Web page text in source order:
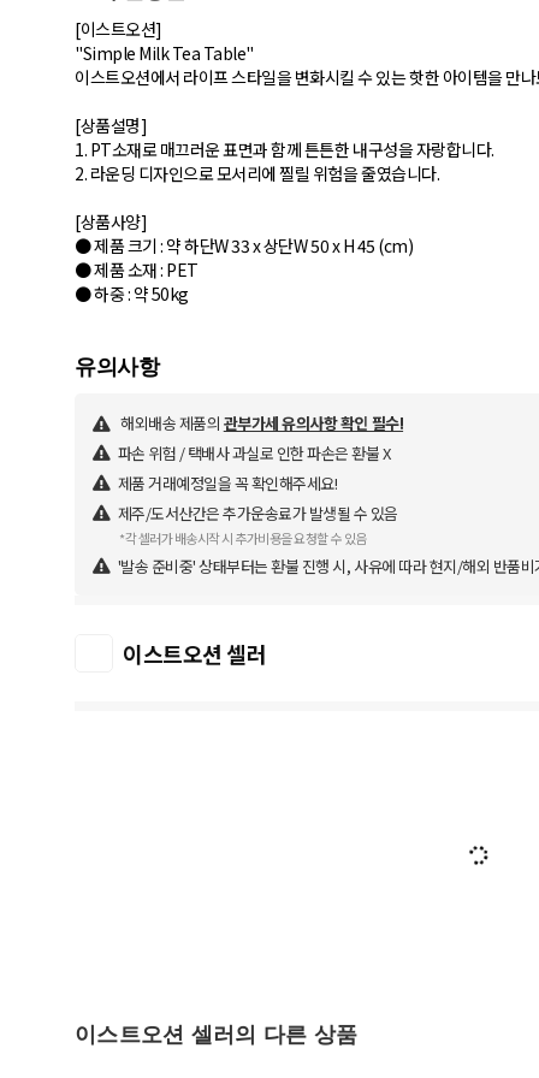
[이스트오션]
"Simple Milk Tea Table"
이스트오션에서 라이프 스타일을 변화시킬 수 있는 핫한 아이템을 만
[상품설명]
1. PT소재로 매끄러운 표면과 함께 튼튼한 내구성을 자랑합니다.
2. 라운딩 디자인으로 모서리에 찔릴 위험을 줄였습니다.
[상품사양]
● 제품 크기 : 약 하단W 33 x 상단W 50 x H 45 (cm)
● 제품 소재 : PET
● 하중 : 약 50kg
유의사항
해외배송 제품의 관부가세 유의사항 확인 필수!
파손 위험 / 택배사 과실로 인한 파손은 환불 X
제품 거래예정일을 꼭 확인해주세요!
제주/도서산간은 추가운송료가 발생될 수 있음
*각 셀러가 배송시작 시 추가비용을 요청할 수 있음
'발송 준비중' 상태부터는 환불 진행 시, 사유에 따라 현지/해외 반품
이스트오션 셀러
이스트오션 셀러의 다른 상품